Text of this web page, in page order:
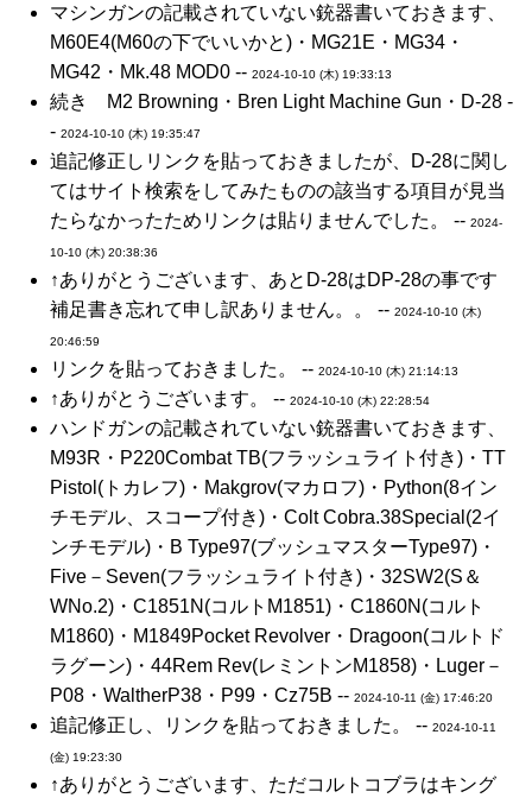
マシンガンの記載されていない銃器書いておきます、
M60E4(M60の下でいいかと)・MG21E・MG34・
MG42・Mk.48 MOD0 -- 2024-10-10 (木) 19:33:13
続き M2 Browning・Bren Light Machine Gun・D-28 -
- 2024-10-10 (木) 19:35:47
追記修正しリンクを貼っておきましたが、D-28に関し
てはサイト検索をしてみたものの該当する項目が見当
たらなかったためリンクは貼りませんでした。 -- 2024-
10-10 (木) 20:38:36
↑ありがとうございます、あとD-28はDP-28の事です
補足書き忘れて申し訳ありません。。 -- 2024-10-10 (木)
20:46:59
リンクを貼っておきました。 -- 2024-10-10 (木) 21:14:13
↑ありがとうございます。 -- 2024-10-10 (木) 22:28:54
ハンドガンの記載されていない銃器書いておきます、
M93R・P220Combat TB(フラッシュライト付き)・TT
Pistol(トカレフ)・Makgrov(マカロフ)・Python(8イン
チモデル、スコープ付き)・Colt Cobra.38Special(2イ
ンチモデル)・B Type97(ブッシュマスターType97)・
Five－Seven(フラッシュライト付き)・32SW2(S＆
WNo.2)・C1851N(コルトM1851)・C1860N(コルト
M1860)・M1849Pocket Revolver・Dragoon(コルトド
ラグーン)・44Rem Rev(レミントンM1858)・Luger－
P08・WaltherP38・P99・Cz75B -- 2024-10-11 (金) 17:46:20
追記修正し、リンクを貼っておきました。 -- 2024-10-11
(金) 19:23:30
↑ありがとうございます、ただコルトコブラはキング